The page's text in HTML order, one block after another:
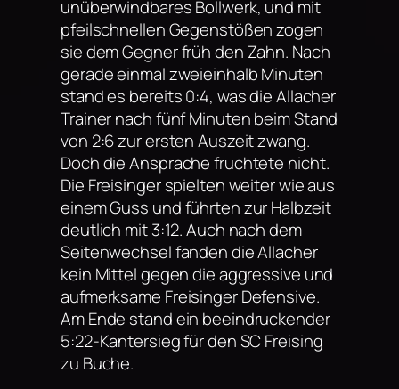
unüberwindbares Bollwerk, und mit
pfeilschnellen Gegenstößen zogen
sie dem Gegner früh den Zahn. Nach
gerade einmal zweieinhalb Minuten
stand es bereits 0:4, was die Allacher
Trainer nach fünf Minuten beim Stand
von 2:6 zur ersten Auszeit zwang.
Doch die Ansprache fruchtete nicht.
Die Freisinger spielten weiter wie aus
einem Guss und führten zur Halbzeit
deutlich mit 3:12. Auch nach dem
Seitenwechsel fanden die Allacher
kein Mittel gegen die aggressive und
aufmerksame Freisinger Defensive.
Am Ende stand ein beeindruckender
5:22-Kantersieg für den SC Freising
zu Buche.